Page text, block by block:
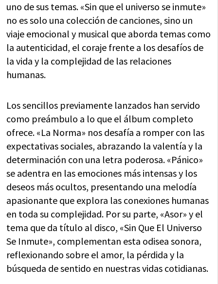
uno de sus temas. «Sin que el universo se inmute»
no es solo una colección de canciones, sino un
viaje emocional y musical que aborda temas como
la autenticidad, el coraje frente a los desafíos de
la vida y la complejidad de las relaciones
humanas.
Los sencillos previamente lanzados han servido
como preámbulo a lo que el álbum completo
ofrece. «La Norma» nos desafía a romper con las
expectativas sociales, abrazando la valentía y la
determinación con una letra poderosa. «Pánico»
se adentra en las emociones más intensas y los
deseos más ocultos, presentando una melodía
apasionante que explora las conexiones humanas
en toda su complejidad. Por su parte, «Asor» y el
tema que da título al disco, «Sin Que El Universo
Se Inmute», complementan esta odisea sonora,
reflexionando sobre el amor, la pérdida y la
búsqueda de sentido en nuestras vidas cotidianas.